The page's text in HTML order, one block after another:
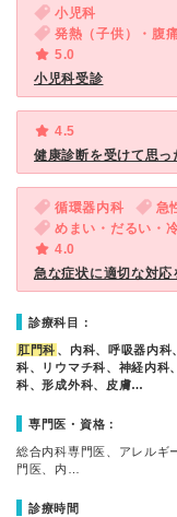
小児科
発熱（子供）・腹
5.0
小児科受診
4.5
健康診断を受けて思っ
循環器内科
急
めまい・だるい・
4.0
急な症状に適切な対応
診療科目：
肛門科 、内科、呼吸器内科
科、リウマチ科、神経内科
科、形成外科、皮膚…
専門医・資格：
総合内科専門医、アレルギ
門医、内…
診療時間